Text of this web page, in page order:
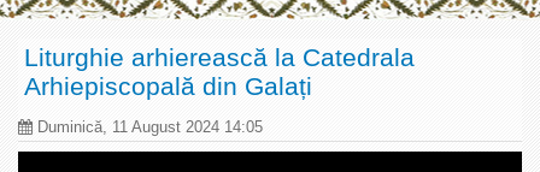
Liturghie arhierească la Catedrala
Arhiepiscopală din Galați
Duminică, 11 August 2024 14:05